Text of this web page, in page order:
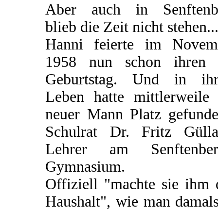
Aber auch in
blieb die Zeit nicht stehen...
Hanni feierte im
1958 nun schon ihren
Geburtstag. Und in
Leben hatte mittlerweile
neuer Mann Platz
Schulrat Dr. Fritz
Lehrer am
Gymnasium.
Offiziell "machte sie ihm
Haushalt", wie man